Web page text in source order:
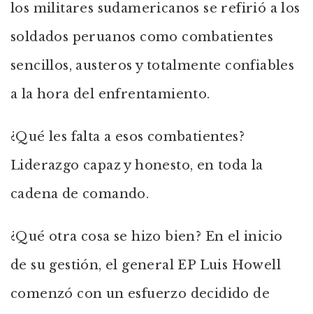
los militares sudamericanos se refirió a los
soldados peruanos como combatientes
sencillos, austeros y totalmente confiables
a la hora del enfrentamiento.
¿Qué les falta a esos combatientes?
Liderazgo capaz y honesto, en toda la
cadena de comando.
¿Qué otra cosa se hizo bien? En el inicio
de su gestión, el general EP Luis Howell
comenzó con un esfuerzo decidido de